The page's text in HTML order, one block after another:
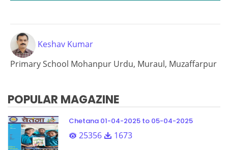
Keshav Kumar
Primary School Mohanpur Urdu, Muraul, Muzaffarpur
POPULAR MAGAZINE
Chetana 01-04-2025 to 05-04-2025
25356 1673